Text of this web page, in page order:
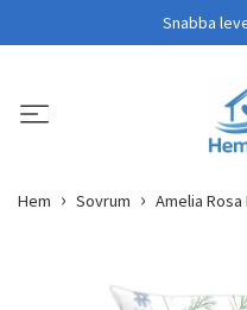
Snabba
Hem Sovrum Amelia